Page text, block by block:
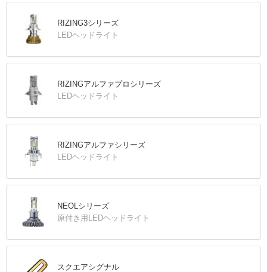
RIZING3シリーズ
LEDヘッドライト
RIZINGアルファプロシリーズ
LEDヘッドライト
RIZINGアルファシリーズ
LEDヘッドライト
NEOLシリーズ
原付き用LEDヘッドライト
スクエアシグナル